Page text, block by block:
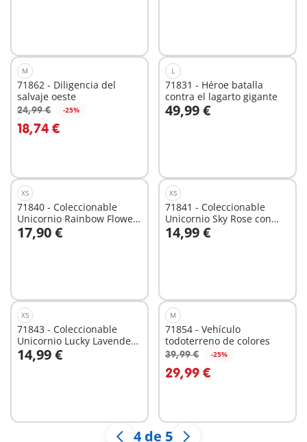
M
71862 - Diligencia del
salvaje oeste
24,99 € -25%
18,74 €
A la cesta
L
71831 - Héroe batalla
contra el lagarto gigante
49,99 €
A la cesta
XS
71840 - Coleccionable
Unicornio Rainbow Flower
con hada
17,90 €
A la cesta
XS
71841 - Coleccionable
Unicornio Sky Rose con
hada
14,99 €
A la cesta
XS
71843 - Coleccionable
Unicornio Lucky Lavender
con hada
14,99 €
A la cesta
M
71854 - Vehículo
todoterreno de colores
39,99 € -25%
29,99 €
A la cesta
4 de 5